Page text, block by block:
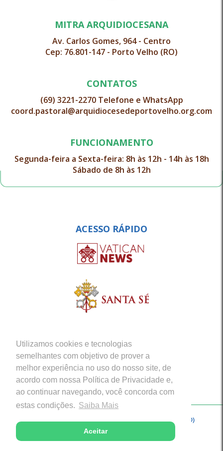
Utilizamos cookies e tecnologias
semelhantes com objetivo de prover a
melhor experiência no uso do nosso site, de
acordo com nossa Política de Privacidade e,
ao continuar navegando, você concorda com
estas condições. Saiba Mais
Aceitar
MITRA ARQUIDIOCESANA
Av. Carlos Gomes, 964 - Centro
Cep: 76.801-147 - Porto Velho (RO)
CONTATOS
(69) 3221-2270 Telefone e WhatsApp
coord.pastoral@arquidiocesedeportovelho.org.com
FUNCIONAMENTO
Segunda-feira a Sexta-feira: 8h às 12h - 14h às 18h
Sábado de 8h às 12h
ACESSO RÁPIDO
Copyright © 2026 - Arquidiocese de Porto Velho (RO)
Desenvolvido com excelência por